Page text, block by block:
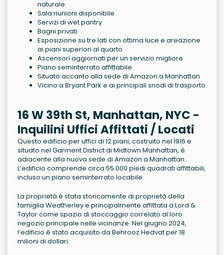
naturale
Sala riunioni disponibile
Servizi di wet pantry
Bagni privati
Esposizione su tre lati con ottima luce e areazione
ai piani superiori al quarto
Ascensori aggiornati per un servizio migliore
Piano seminterrato affittabile
Situato accanto alla sede di Amazon a Manhattan
Vicino a Bryant Park e ai principali snodi di trasporto
16 W 39th St, Manhattan, NYC -
Inquilini Uffici Affittati / Locati
Questo edificio per uffici di 12 piani, costruito nel 1916 e
situato nel Garment District di Midtown Manhattan, è
adiacente alla nuova sede di Amazon a Manhattan.
L’edificio comprende circa 55.000 piedi quadrati affittabili,
incluso un piano seminterrato locabile.
La proprietà è stata storicamente di proprietà della
famiglia Weatherley e principalmente affittata a Lord &
Taylor come spazio di stoccaggio correlato al loro
negozio principale nelle vicinanze. Nel giugno 2024,
l’edificio è stato acquisito da Behrooz Hedvat per 18
milioni di dollari.